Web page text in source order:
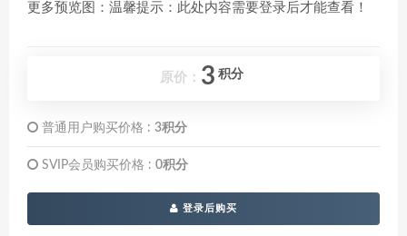
更多预览图：温馨提示：此处内容需要登录后才能查看！
原价： 3 积分
普通用户购买价格 : 3积分
SVIP会员购买价格 : 0积分
登录后购买